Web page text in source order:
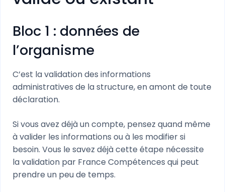
Bloc 1 : données de
l’organisme
C’est la validation des informations
administratives de la structure, en amont de toute
déclaration.
Si vous avez déjà un compte, pensez quand même
à valider les informations ou à les modifier si
besoin. Vous le savez déjà cette étape nécessite
la validation par France Compétences qui peut
prendre un peu de temps.